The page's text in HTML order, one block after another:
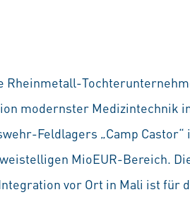
Rheinmetall-
modernster Medizintechnik
Feldlagers „Camp
MioEUR-Bereich.
vor Ort in Mali ist für